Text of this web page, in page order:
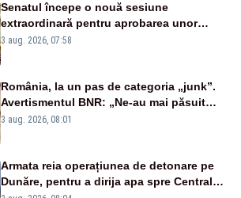
Senatul începe o nouă sesiune
extraordinară pentru aprobarea unor
jaloane din PNRR
3 aug. 2026, 07:58
România, la un pas de categoria „junk”.
Avertismentul BNR: „Ne-au mai păsuit
pentru câteva luni”
3 aug. 2026, 08:01
Armata reia operațiunea de detonare pe
Dunăre, pentru a dirija apa spre Centrala